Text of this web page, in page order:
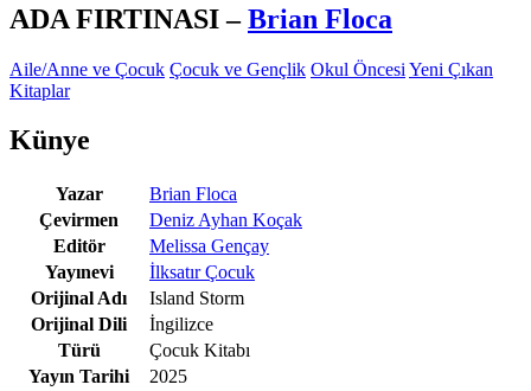
ADA FIRTINASI–Brian Floca
Aile/Anne ve Çocuk Çocuk ve Gençlik Okul Öncesi Yeni Çıkan
Kitaplar
Künye
Yazar
Brian Floca
Çevirmen
Deniz Ayhan Koçak
Editör
Melissa Gençay
Yayınevi
İlksatır Çocuk
Orijinal Adı
Island Storm
Orijinal Dili
İngilizce
Türü
Çocuk Kitabı
Yayın Tarihi
2025